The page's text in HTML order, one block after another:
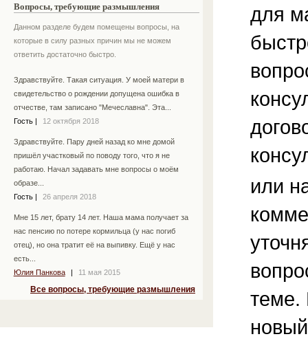
Вопросы, требующие размышления
Данном разделе будем помещены вопросы, на
которые в силу разных причин мы не можем
ответить достаточно быстро.
Здравствуйте. Такая ситуация. У моей матери в
свидетельство о рождении допущена ошибка в
отчестве, там записано "Мечеславна". Эта...
Гость
12 октября 2018
Здравствуйте. Пару дней назад ко мне домой
пришёл участковый по поводу того, что я не
работаю. Начал задавать мне вопросы о моём
образе...
Гость
26 апреля 2018
Мне 15 лет, брату 14 лет. Наша мама получает за
нас пенсию по потере кормильца (у нас погиб
отец), но она тратит её на выпивку. Ещё у нас
есть...
Юлия Панкова
11 мая 2015
Все вопросы, требующие размышления
для
или
теме.